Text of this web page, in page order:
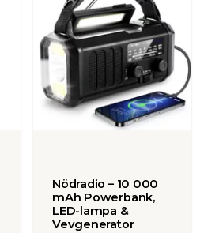
Nödradio – 10 000
mAh Powerbank,
LED-lampa &
Vevgenerator